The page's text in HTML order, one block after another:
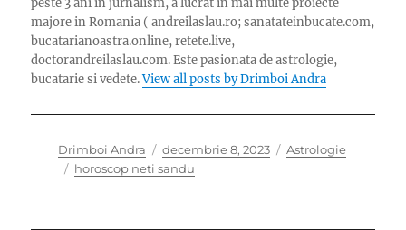
majore in Romania ( andreilaslau.ro; sanatateinbucate.com,
bucatarianoastra.online, retete.live,
doctorandreilaslau.com. Este pasionata de astrologie,
bucatarie si vedete.View all posts by Drimboi Andra
Author
Drimboi Andra
Posted
on
decembrie 8, 2023 Categories
Astrologie
Tags
horoscop neti sandu